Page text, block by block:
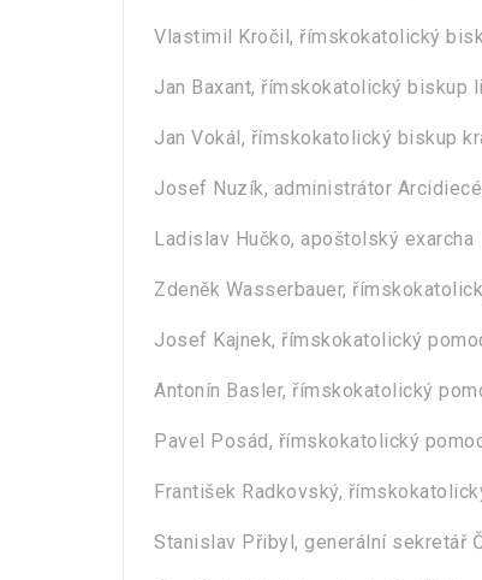
Vlastimil Kročil, římskokatolický
Jan Baxant, římskokatolický biskup
Jan Vokál, římskokatolický biskup
Josef Nuzík, administrátor
Ladislav Hučko, apoštolský exarcha
Zdeněk Wasserbauer,
Josef Kajnek, římskokatolický
Antonín Basler, římskokatolický
Pavel Posád, římskokatolický
František Radkovský,
Stanislav Přibyl, generální sekretář